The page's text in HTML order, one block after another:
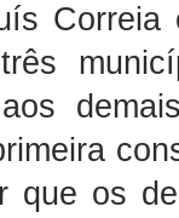
Correia
que os